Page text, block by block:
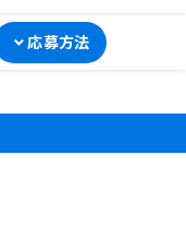
応募方法